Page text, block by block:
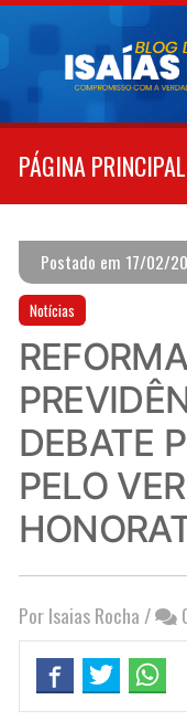
Pular
conteúdo
PÁGINA PRINCIPAL
Postado em 17/02/
Notícias
DEBATE
PELO
Por Isaias Rocha /